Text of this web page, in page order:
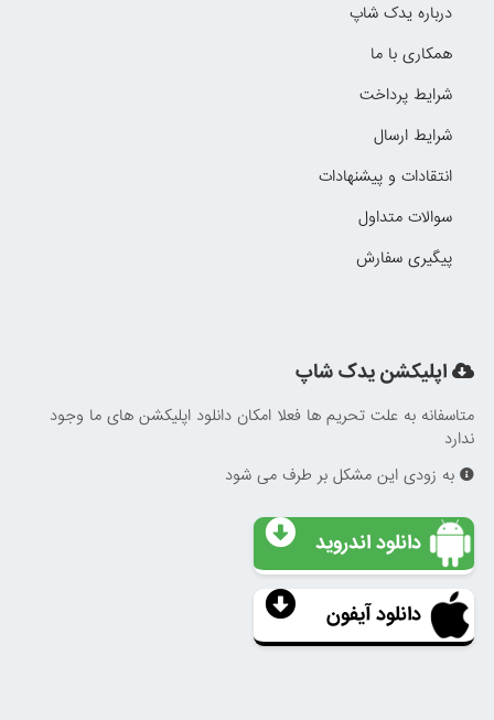
درباره یدک شاپ
همکاری با ما
شرایط پرداخت
شرایط ارسال
انتقادات و پیشنهادات
سوالات متداول
پیگیری سفارش
اپلیکشن یدک شاپ
متاسفانه به علت تحریم ها فعلا امکان دانلود اپلیکشن های ما وجود
ندارد
به زودی این مشکل بر طرف می شود
دانلود اندروید
دانلود آیفون